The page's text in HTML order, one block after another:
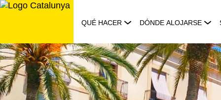
Saltar
QUÉ HACER DÓNDE ALOJARSE